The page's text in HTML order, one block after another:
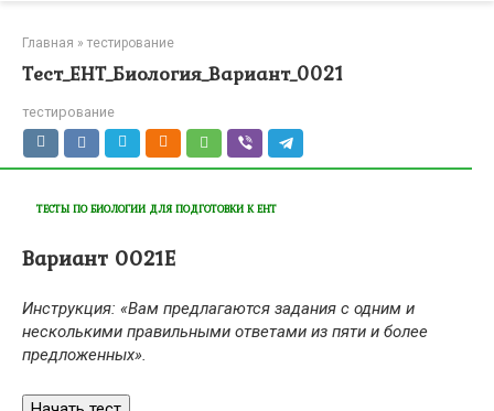
Главная » тестирование
Тест_ЕНТ_Биология_Вариант_0021
тестирование
ТЕСТЫ ПО БИОЛОГИИ ДЛЯ ПОДГОТОВКИ К ЕНТ
Вариант 0021Е
Инструкция: «Вам предлагаются задания с одним и
несколькими правильными ответами из пяти и более
предложенных».